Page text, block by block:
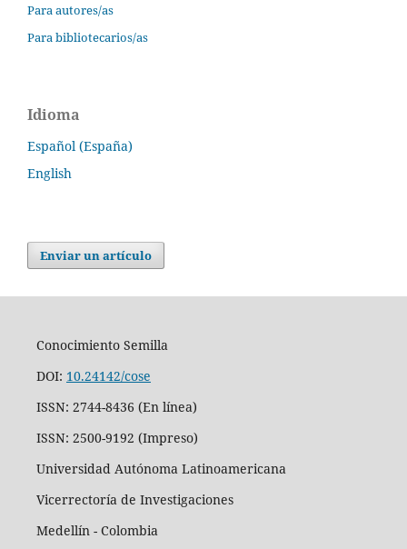
Para autores/as
Para bibliotecarios/as
Idioma
Español (España)
English
Enviar un artículo
Conocimiento Semilla
DOI: 10.24142/cose
ISSN: 2744-8436 (En línea)
ISSN: 2500-9192 (Impreso)
Universidad Autónoma Latinoamericana
Vicerrectoría de Investigaciones
Medellín - Colombia